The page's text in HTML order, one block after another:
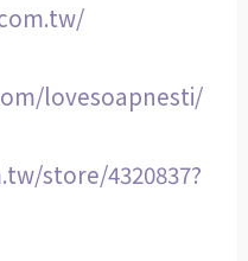
lovesoapnesti/
store/4320837?